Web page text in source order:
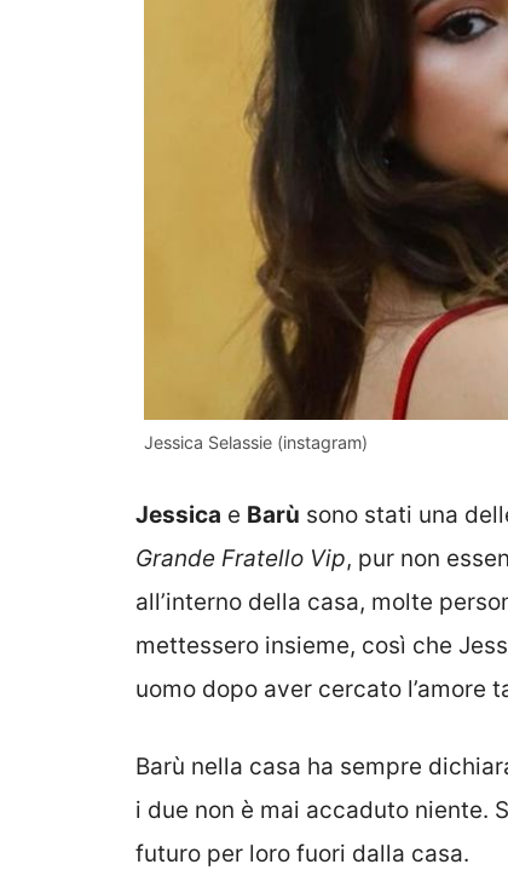
Jessica Selassie (instagram)
Jessica e Barù sono stati una
Grande Fratello Vip, pur non
all’interno della casa, molte
mettessero insieme, così che
uomo dopo aver cercato l’amore
Barù nella casa ha sempre
i due non è mai accaduto niente.
futuro per loro fuori dalla casa.